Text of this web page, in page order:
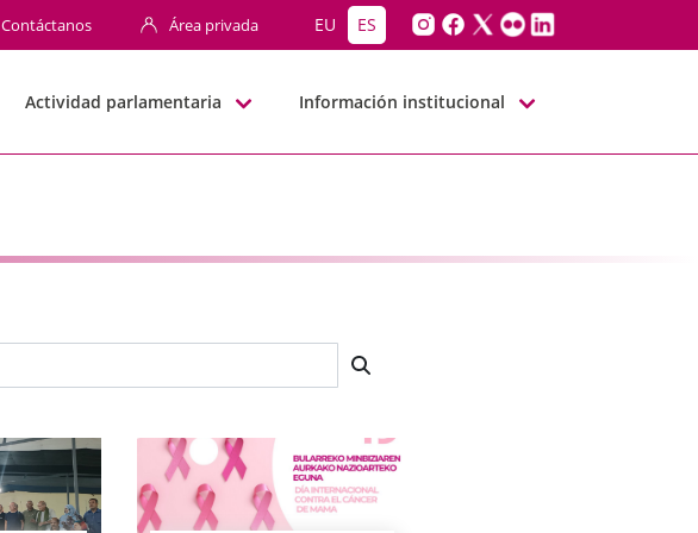
Contáctanos Área privada EU ES
Actividad parlamentaria Información institucional